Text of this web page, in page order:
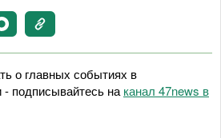
о главных событиях в
- подписывайтесь наканал 47news в